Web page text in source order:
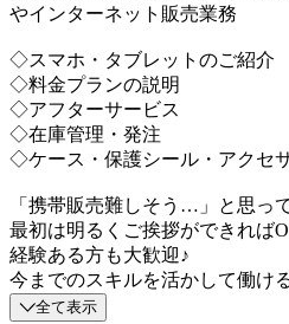
やインターネット販売業務
◇スマホ・タブレットのご紹介
◇料金プランの説明
◇アフターサービス
◇在庫管理・発注
◇ケース・保護シール・アクセ
「携帯販売難しそう…」と思っ
最初は明るくご挨拶ができれば
経験ある方も大歓迎♪
今までのスキルを活かして働け
全て表示